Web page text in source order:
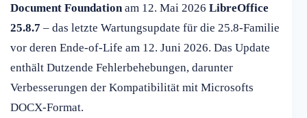
Document Foundationam 12. Mai 2026 LibreOffice
25.8.7 – das letzte Wartungsupdate für die 25.8-Familie
vor deren Ende-of-Life am 12. Juni 2026. Das Update
enthält Dutzende Fehlerbehebungen, darunter
Verbesserungen der Kompatibilität mit Microsofts
DOCX-Format.